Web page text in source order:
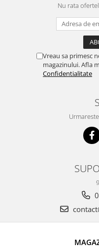
Nu rata
Vreau sa primesc
magazinului. Afla
Confidentialitate